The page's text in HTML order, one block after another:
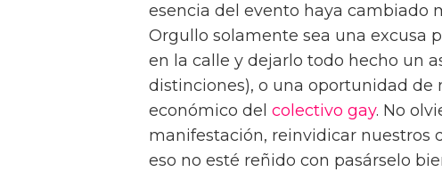
esencia del evento haya cambiado
Orgullo solamente sea una excusa
en la calle y dejarlo todo hecho un
distinciones), o una oportunidad
económico del colectivo gay. No
manifestación, reinvidicar nuestros
eso no esté reñido con pasárselo